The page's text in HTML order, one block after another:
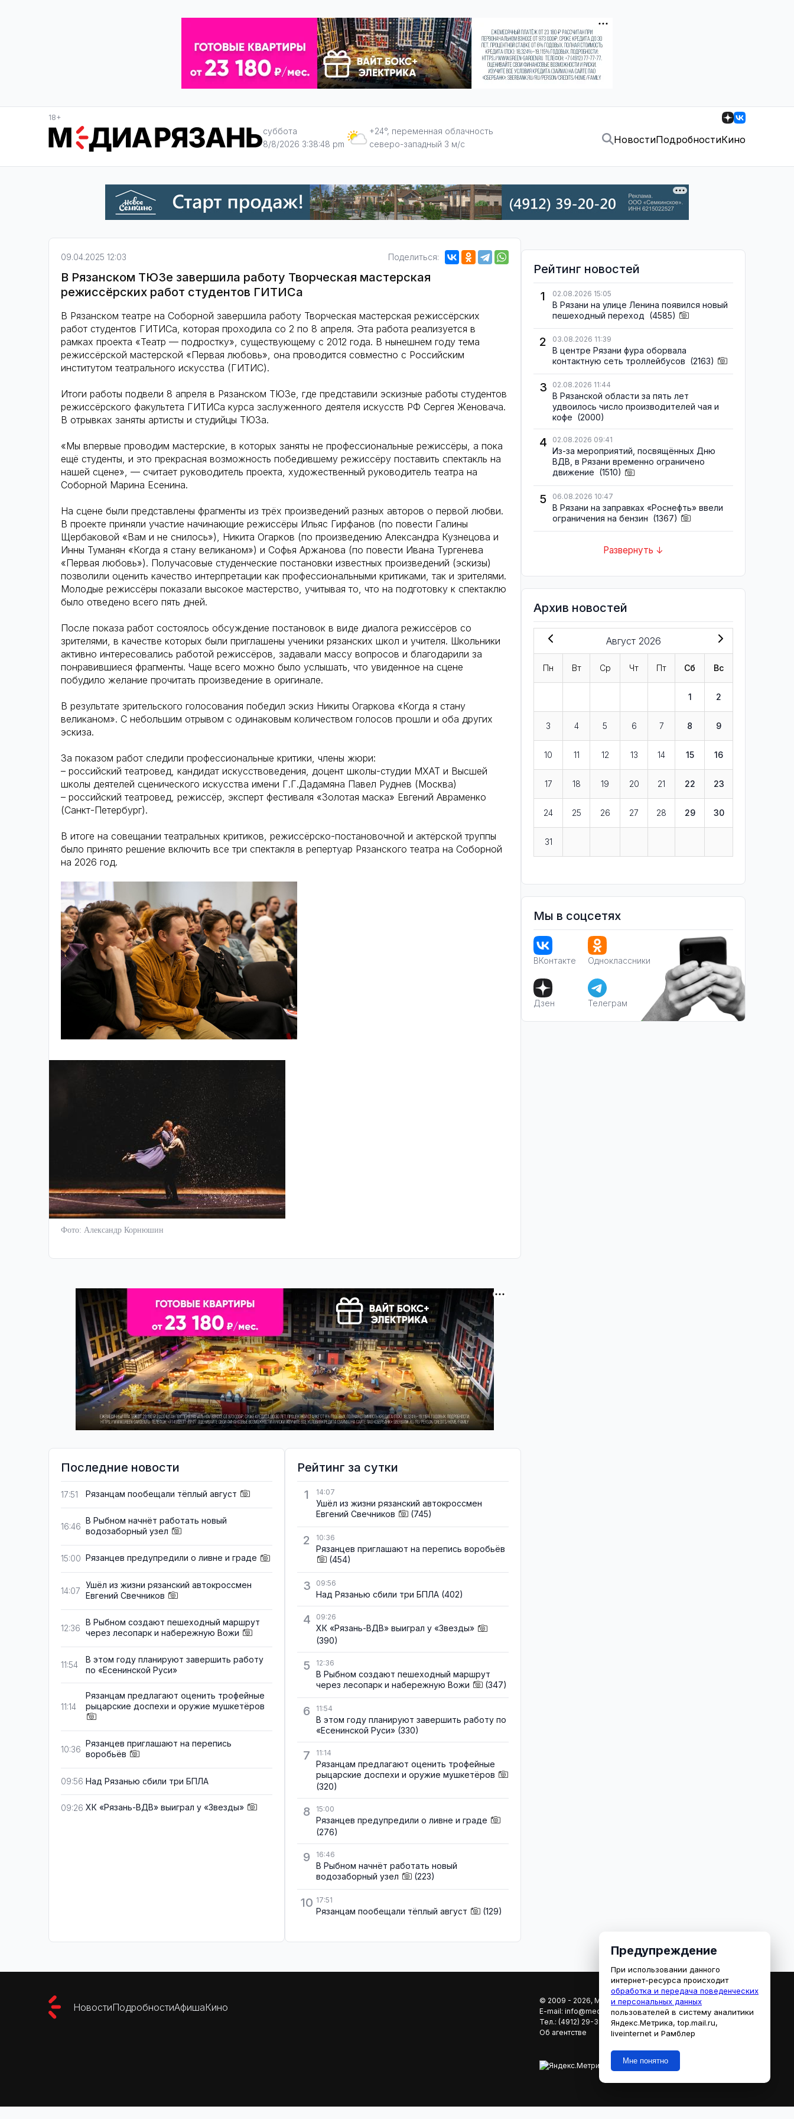
18+
суббота
8/8/2026 3:38:49 pm
+24°, переменная облачность
северо-западный 3 м/с
НовостиПодробностиКино
09.04.2025 12:03 Поделиться:
В Рязанском ТЮЗе завершила работу Творческая мастерская
режиссёрских работ студентов ГИТИСа
В Рязанском театре на Соборной завершила работу Творческая мастерская режиссёрских
работ студентов ГИТИСа, которая проходила со 2 по 8 апреля. Эта работа реализуется в
рамках проекта «Театр — подростку», существующему с 2012 года. В нынешнем году тема
режиссёрской мастерской «Первая любовь», она проводится совместно с Российским
институтом театрального искусства (ГИТИС).
Итоги работы подвели 8 апреля в Рязанском ТЮЗе, где представили эскизные работы студентов
режиссёрского факультета ГИТИСа курса заслуженного деятеля искусств РФ Сергея Женовача.
В отрывках заняты артисты и студийцы ТЮЗа.
«Мы впервые проводим мастерские, в которых заняты не профессиональные режиссёры, а пока
ещё студенты, и это прекрасная возможность победившему режиссёру поставить спектакль на
нашей сцене», — считает руководитель проекта, художественный руководитель театра на
Соборной Марина Есенина.
На сцене были представлены фрагменты из трёх произведений разных авторов о первой любви.
В проекте приняли участие начинающие режиссёры Ильяс Гирфанов (по повести Галины
Щербаковой «Вам и не снилось»), Никита Огарков (по произведению Александра Кузнецова и
Инны Туманян «Когда я стану великаном») и Софья Аржанова (по повести Ивана Тургенева
«Первая любовь»). Получасовые студенческие постановки известных произведений (эскизы)
позволили оценить качество интерпретации как профессиональными критиками, так и зрителями.
Молодые режиссёры показали высокое мастерство, учитывая то, что на подготовку к спектаклю
было отведено всего пять дней.
После показа работ состоялось обсуждение постановок в виде диалога режиссёров со
зрителями, в качестве которых были приглашены ученики рязанских школ и учителя. Школьники
активно интересовались работой режиссёров, задавали массу вопросов и благодарили за
понравившиеся фрагменты. Чаще всего можно было услышать, что увиденное на сцене
побудило желание прочитать произведение в оригинале.
В результате зрительского голосования победил эскиз Никиты Огаркова «Когда я стану
великаном». С небольшим отрывом с одинаковым количеством голосов прошли и оба других
эскиза.
За показом работ следили профессиональные критики, члены жюри:
– российский театровед, кандидат искусствоведения, доцент школы-студии МХАТ и Высшей
школы деятелей сценического искусства имени Г.Г.Дадамяна Павел Руднев (Москва)
– российский театровед, режиссёр, эксперт фестиваля «Золотая маска» Евгений Авраменко
(Санкт-Петербург).
В итоге на совещании театральных критиков, режиссёрско-постановочной и актёрской труппы
было принято решение включить все три спектакля в репертуар Рязанского театра на Соборной
на 2026 год.
Фото: Александр Корнюшин
Последние новости
17:51 Рязанцам пообещали тёплый август
16:46
В Рыбном начнёт работать новый
водозаборный узел
15:00 Рязанцев предупредили о ливне и граде
14:07
Ушёл из жизни рязанский автокроссмен
Евгений Свечников
12:36
В Рыбном создают пешеходный маршрут
через лесопарк и набережную Вожи
11:54
В этом году планируют завершить работу
по «Есенинской Руси»
11:14
Рязанцам предлагают оценить трофейные
рыцарские доспехи и оружие мушкетёров
10:36
Рязанцев приглашают на перепись
воробьёв
09:56 Над Рязанью сбили три БПЛА
09:26 ХК «Рязань-ВДВ» выиграл у «Звезды»
Рейтинг за сутки
1
14:07
Ушёл из жизни рязанский автокроссмен
Евгений Свечников
(745)
2 10:36
Рязанцев приглашают на перепись воробьёв
(454)
3 09:56
Над Рязанью сбили три БПЛА (402)
4 09:26
ХК «Рязань-ВДВ» выиграл у «Звезды»
(390)
5 12:36
В Рыбном создают пешеходный маршрут
через лесопарк и набережную Вожи
(347)
6 11:54
В этом году планируют завершить работу по
«Есенинской Руси» (330)
7 11:14
Рязанцам предлагают оценить трофейные
рыцарские доспехи и оружие мушкетёров
(320)
8 15:00
Рязанцев предупредили о ливне и граде
(276)
9 16:46
В Рыбном начнёт работать новый
водозаборный узел
(223)
10 17:51
Рязанцам пообещали тёплый август (129)
Рейтинг новостей
1
02.08.2026 15:05
В Рязани на улице Ленина появился новый
пешеходный переход (4585)
2 03.08.2026 11:39
В центре Рязани фура оборвала
контактную сеть троллейбусов (2163)
3 02.08.2026 11:44
В Рязанской области за пять лет
удвоилось число производителей чая и
кофе (2000)
4 02.08.2026 09:41
Из-за мероприятий, посвящённых Дню
ВДВ, в Рязани временно ограничено
движение (1510)
5 06.08.2026 10:47
В Рязани на заправках «Роснефть» ввели
ограничения на бензин (1367)
Развернуть ↓
Архив новостей
Август 2026
Пн Вт Ср Чт Пт Сб Вс
1 2
3 4 5 6 7 8 9
10 11 12 13 14 15 16
17 18 19 20 21 22 23
24 25 26 27 28 29 30
31
Мы в соцсетях
ВКонтакте Одноклассники
Дзен Телеграм
НовостиПодробностиАфишаКино
© 2009 - 2026, МЕДИАРЯЗАНЬ
E-mail: info@mediaryazan.ru,reklama@mediaryazan.ru
Тел.: (4912) 29-33-66
Об агентстве
Предупреждение
При использовании данного
интернет-ресурса происходит
обработка и передача поведенческих
и персональных данных
пользователей в систему аналитики
Яндекс.Метрика, top.mail.ru,
liveinternet и Рамблер
Мне понятно